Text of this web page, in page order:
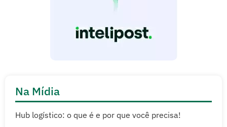
Na Mídia
Hub logístico: o que é e por que você precisa!